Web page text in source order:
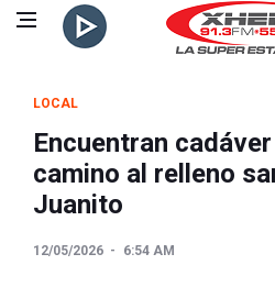
LOCAL
Encuentran
camino al relleno
Juanito
12/05/2026 6:54 AM